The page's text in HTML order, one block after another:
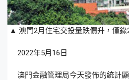
▲ 澳門2月住宅交投量跌價升，僅錄
2022年5月16日
澳門金融管理局今天發佈的統計